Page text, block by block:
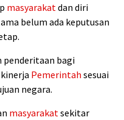
masyarakat dan diri
belum ada keputusan
penderitaan bagi
Pemerintah sesuai
negara.
masyarakat sekitar